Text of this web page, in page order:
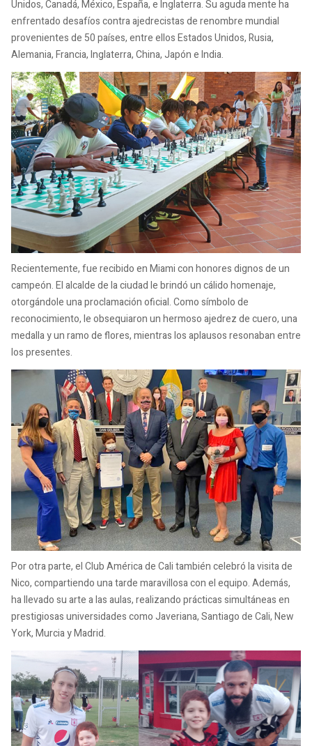
Unidos, Canadá, México, España, e Inglaterra. Su aguda mente ha
enfrentado desafíos contra ajedrecistas de renombre mundial
provenientes de 50 países, entre ellos Estados Unidos, Rusia,
Alemania, Francia, Inglaterra, China, Japón e India.
Recientemente, fue recibido en Miami con honores dignos de un
campeón. El alcalde de la ciudad le brindó un cálido homenaje,
otorgándole una proclamación oficial. Como símbolo de
reconocimiento, le obsequiaron un hermoso ajedrez de cuero, una
medalla y un ramo de flores, mientras los aplausos resonaban entre
los presentes.
Por otra parte, el Club América de Cali también celebró la visita de
Nico, compartiendo una tarde maravillosa con el equipo. Además,
ha llevado su arte a las aulas, realizando prácticas simultáneas en
prestigiosas universidades como Javeriana, Santiago de Cali, New
York, Murcia y Madrid.